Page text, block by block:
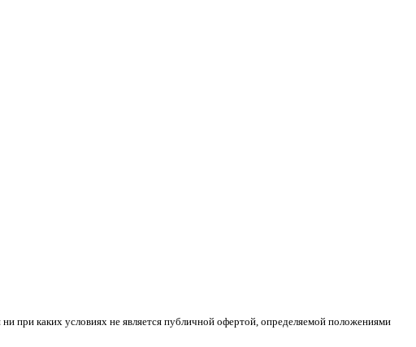
при каких условиях не является публичной офертой, определяемой положениями